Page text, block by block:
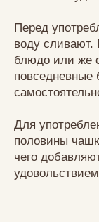
Перед
воду
блюдо или же
повседневные
Для
половины
чего